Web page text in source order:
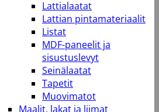
Lattialaatat
Lattian pintamateriaalit
Listat
MDF-paneelit ja
sisustuslevyt
Seinälaatat
Tapetit
Muovimatot
Maalit, lakat ja liimat